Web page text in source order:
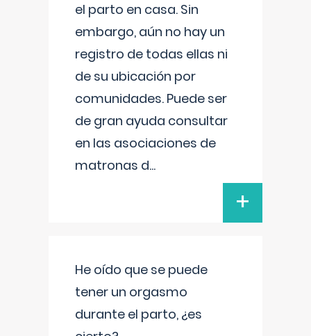
el parto en casa. Sin
embargo, aún no hay un
registro de todas ellas ni
de su ubicación por
comunidades. Puede ser
de gran ayuda consultar
en las asociaciones de
matronas d...
+
He oído que se puede
tener un orgasmo
durante el parto, ¿es